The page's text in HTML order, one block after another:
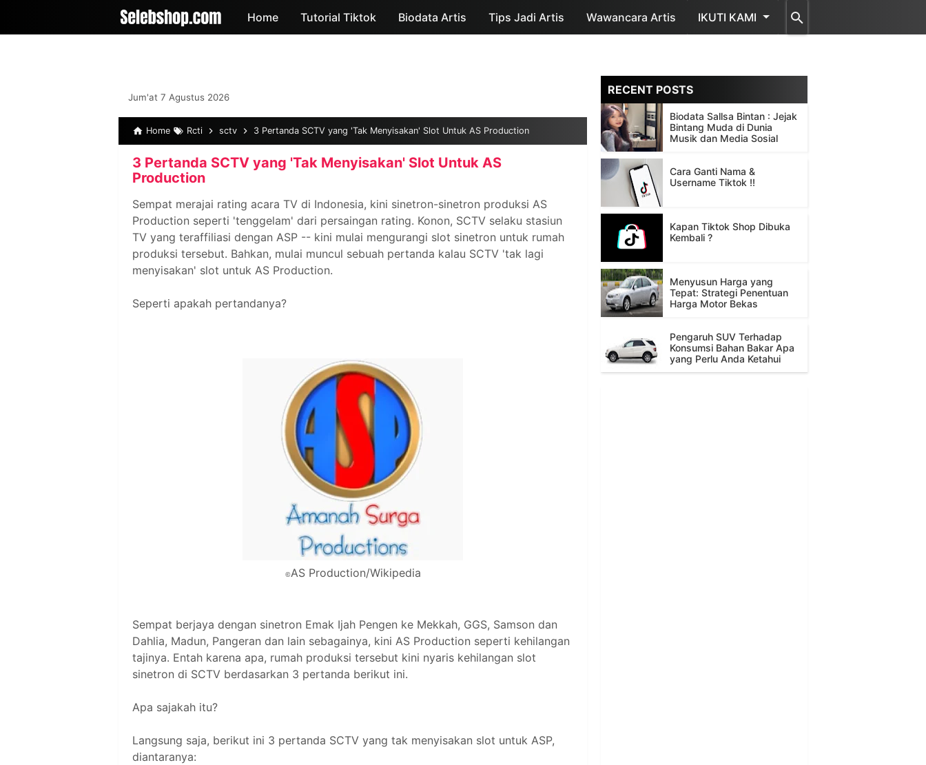
Skip to main content
Home Tutorial Tiktok Biodata Artis Tips Jadi Artis Wawancara Artis IKUTI KAMI
Jum'at 7 Agustus 2026
Home Rcti sctv 3 Pertanda SCTV yang 'Tak Menyisakan' Slot Untuk AS Production
3 Pertanda SCTV yang 'Tak Menyisakan' Slot Untuk AS
Production
Sempat merajai rating acara TV di Indonesia, kini sinetron-sinetron produksi AS
Production seperti 'tenggelam' dari persaingan rating. Konon, SCTV selaku stasiun
TV yang teraffiliasi dengan ASP -- kini mulai mengurangi slot sinetron untuk rumah
produksi tersebut. Bahkan, mulai muncul sebuah pertanda kalau SCTV 'tak lagi
menyisakan' slot untuk AS Production.
Seperti apakah pertandanya?
©AS Production/Wikipedia
Sempat berjaya dengan sinetron Emak Ijah Pengen ke Mekkah, GGS, Samson dan
Dahlia, Madun, Pangeran dan lain sebagainya, kini AS Production seperti kehilangan
tajinya. Entah karena apa, rumah produksi tersebut kini nyaris kehilangan slot
sinetron di SCTV berdasarkan 3 pertanda berikut ini.
Apa sajakah itu?
Langsung saja, berikut ini 3 pertanda SCTV yang tak menyisakan slot untuk ASP,
diantaranya:
RECENT POSTS
Biodata Sallsa Bintan : Jejak
Bintang Muda di Dunia
Musik dan Media Sosial
Cara Ganti Nama &
Username Tiktok !!
Kapan Tiktok Shop Dibuka
Kembali ?
Menyusun Harga yang
Tepat: Strategi Penentuan
Harga Motor Bekas
Pengaruh SUV Terhadap
Konsumsi Bahan Bakar Apa
yang Perlu Anda Ketahui